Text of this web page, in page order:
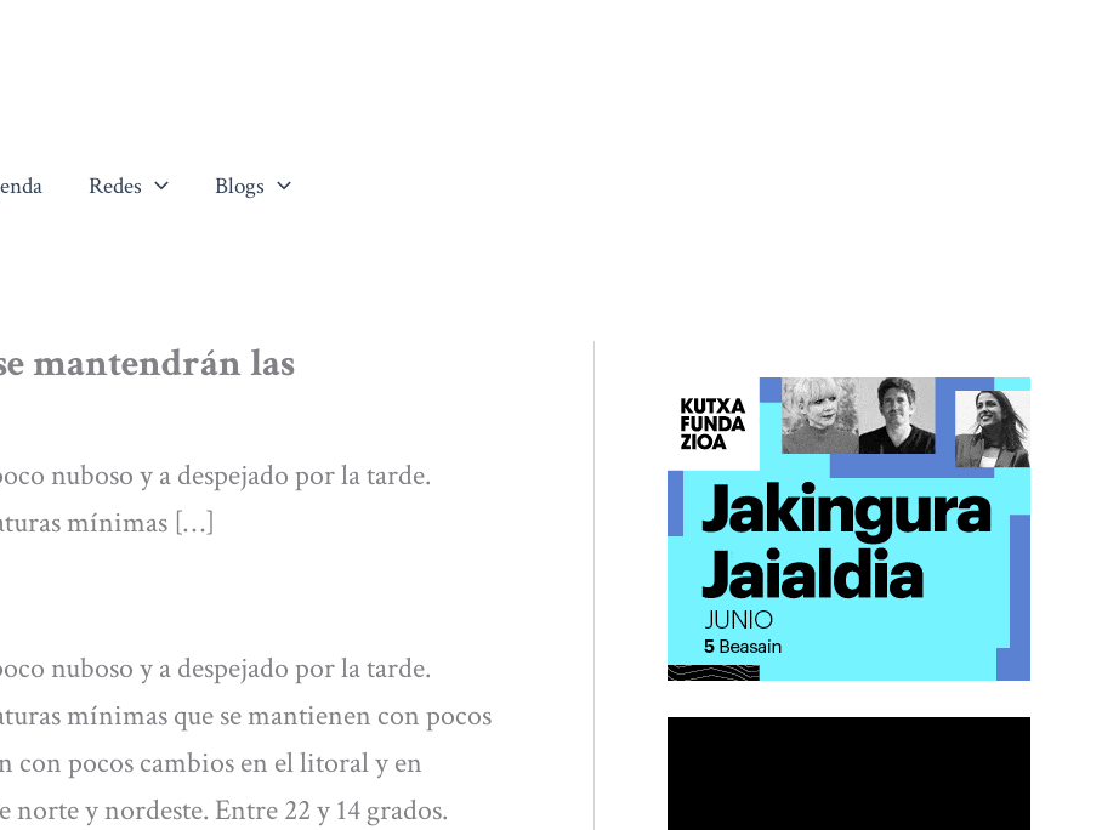
Redes Blogs
mantendrán las
nuboso y a despejado por la tarde.
mínimas […]
nuboso y a despejado por la tarde.
mínimas que se mantienen con pocos
con pocos cambios en el litoral y en
y nordeste. Entre 22 y 14 grados.